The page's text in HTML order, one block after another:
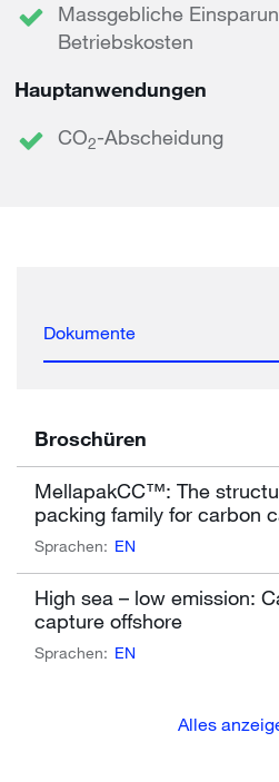
Massgebliche
Betriebskosten
Hauptanwendungen
CO2-Abscheidung
Dokumente
Broschüren
MellapakCC™: The
packing family for carbon
Sprachen: EN
High sea – low emission:
capture offshore
Sprachen: EN
Alles